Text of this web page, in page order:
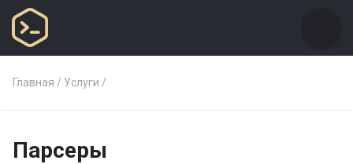
Главная / Услуги /
Парсеры